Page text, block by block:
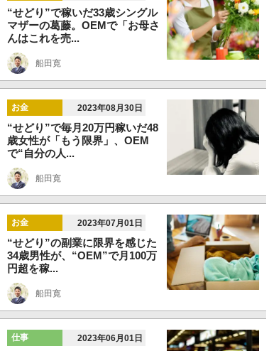
“せどり”で稼いだ33歳シングル
マザーの葛藤。OEMで「お母さ
んはこれを売...
船田寛
お金 2023年08月30日
“せどり”で毎月20万円稼いだ48
歳女性が「もう限界」、OEM
で“自分の人...
船田寛
お金 2023年07月01日
“せどり”の副業に限界を感じた
34歳男性が、“OEM”で月100万
円超を稼...
船田寛
仕事 2023年06月01日